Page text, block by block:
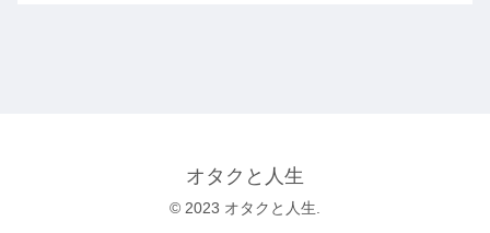
オタクと人生
© 2023 オタクと人生.